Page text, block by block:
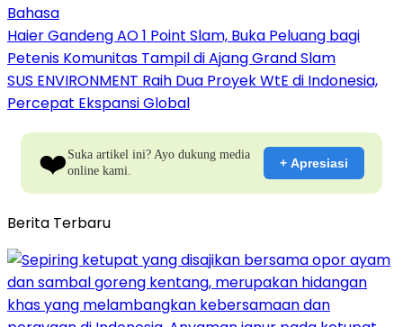
Bahasa
Haier Gandeng AO 1 Point Slam, Buka Peluang bagi
Petenis Komunitas Tampil di Ajang Grand Slam
SUS ENVIRONMENT Raih Dua Proyek WtE di Indonesia,
Percepat Ekspansi Global
❤️ Suka artikel ini? Ayo dukung media
online kami.
+ Apresiasi
Berita Terbaru